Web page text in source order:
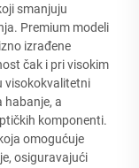
smanjuju
Premium modeli
izrađene
čak i pri visokim
visokokvalitetni
habanje, a
komponenti.
omogućuje
osiguravajući